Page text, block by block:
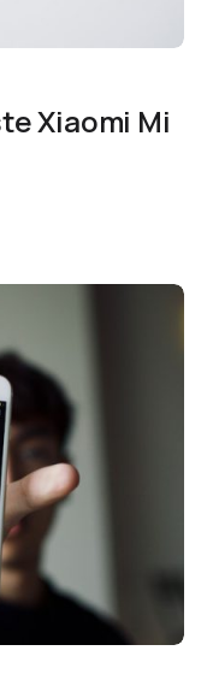
Xiaomi Mi